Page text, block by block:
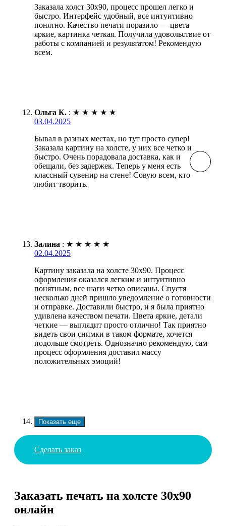
Заказала холст 30х90, процесс прошел легко и
быстро. Интерфейс удобный, все интуитивно
понятно. Качество печати поразило — цвета
яркие, картинка четкая. Получила удовольствие от
работы с компанией и результатом! Рекомендую
всем.
Ольга К. : ★ ★ ★ ★ ★
03.04.2025
Бывал в разных местах, но тут просто супер!
Заказала картину на холсте, у них все четко и
быстро. Очень порадовала доставка, как и
обещали, без задержек. Теперь у меня есть
классный сувенир на стене! Совую всем, кто
любит творить.
Залина : ★ ★ ★ ★ ★
02.04.2025
Картину заказала на холсте 30х90. Процесс
оформления оказался легким и интуитивно
понятным, все шаги четко описаны. Спустя
несколько дней пришло уведомление о готовности
и отправке. Доставили быстро, и я была приятно
удивлена качеством печати. Цвета яркие, детали
четкие — выглядит просто отлично! Так приятно
видеть свои снимки в таком формате, хочется
подольше смотреть. Однозначно рекомендую, сам
процесс оформления доставил массу
положительных эмоций!
Показать еще
Сделать заказ
Заказать печать на холсте 30х90
онлайн